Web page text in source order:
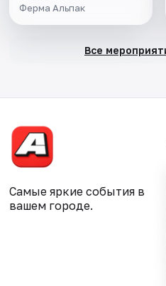
Ферма Альпак
Все
Самые яркие события в
вашем городе.